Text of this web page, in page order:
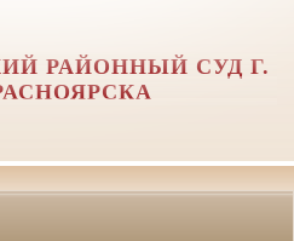
РАЙОННЫЙ СУД Г.